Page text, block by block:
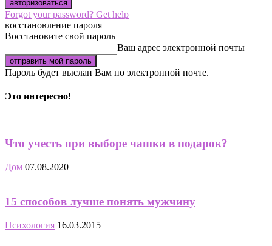
Forgot your password? Get help
восстановление пароля
Восстановите свой пароль
Ваш адрес электронной почты
Пароль будет выслан Вам по электронной почте.
Это интересно!
Что учесть при выборе чашки в подарок?
Дом 07.08.2020
15 способов лучше понять мужчину
Психология 16.03.2015